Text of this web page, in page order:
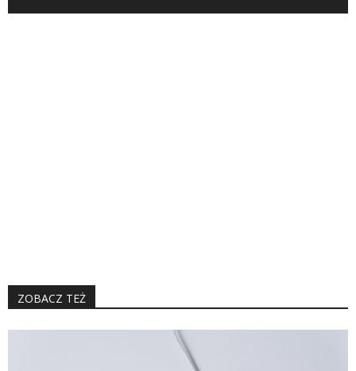
ZOBACZ TEŻ